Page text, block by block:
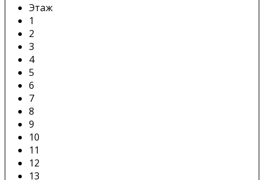
Этаж
1
2
3
4
5
6
7
8
9
10
11
12
13